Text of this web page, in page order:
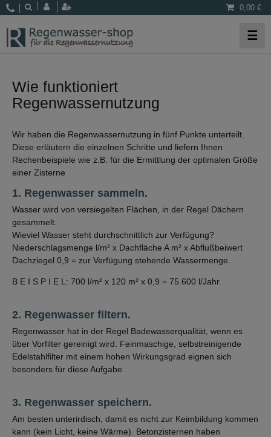
0,00 €
☰
Wie funktioniert
Regenwassernutzung
Wir haben die Regenwassernutzung in fünf Punkte unterteilt.
Diese erläutern die einzelnen Schritte und liefern Ihnen
Rechenbeispiele wie z.B. für die Ermittlung der optimalen Größe
einer Zisterne
1. Regenwasser sammeln.
Wasser wird von versiegelten Flächen, in der Regel Dächern
gesammelt.
Wieviel Wasser steht durchschnittlich zur Verfügung?
Niederschlagsmenge l/m² x Dachfläche A m² x Abflußbeiwert
Dachziegel 0,9 = zur Verfügung stehende Wassermenge.
B E I S P I E L: 700 l/m² x 120 m² x 0,9 = 75.600 l/Jahr.
2. Regenwasser filtern.
Regenwasser hat in der Regel Badewasserqualität, wenn es
über Vorfilter gereinigt wird. Feinmaschige, selbstreinigende
Edelstahlfilter mit einem hohen Wirkungsgrad eignen sich
besonders für diese Aufgabe.
3. Regenwasser speichern.
Am besten unterirdisch, damit es nicht zur Keimbildung kommen
kann (kein Licht, keine Wärme). Betonzisternen haben